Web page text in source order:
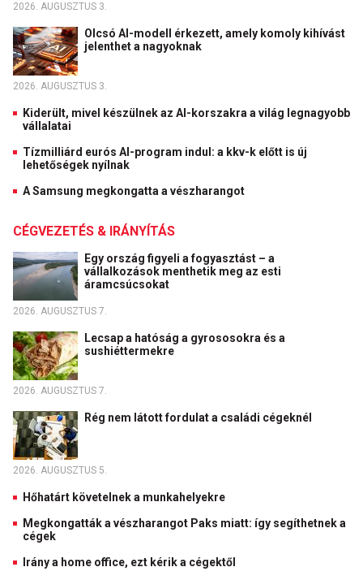
2026. AUGUSZTUS 3.
Olcsó AI-modell érkezett, amely komoly kihívást
jelenthet a nagyoknak
2026. AUGUSZTUS 3.
Kiderült, mivel készülnek az AI-korszakra a világ legnagyobb
vállalatai
Tízmilliárd eurós AI-program indul: a kkv-k előtt is új
lehetőségek nyílnak
A Samsung megkongatta a vészharangot
CÉGVEZETÉS & IRÁNYÍTÁS
Egy ország figyeli a fogyasztást – a
vállalkozások menthetik meg az esti
áramcsúcsokat
2026. AUGUSZTUS 7.
Lecsap a hatóság a gyrososokra és a
sushiéttermekre
2026. AUGUSZTUS 7.
Rég nem látott fordulat a családi cégeknél
2026. AUGUSZTUS 5.
Hőhatárt követelnek a munkahelyekre
Megkongatták a vészharangot Paks miatt: így segíthetnek a
cégek
Irány a home office, ezt kérik a cégektől